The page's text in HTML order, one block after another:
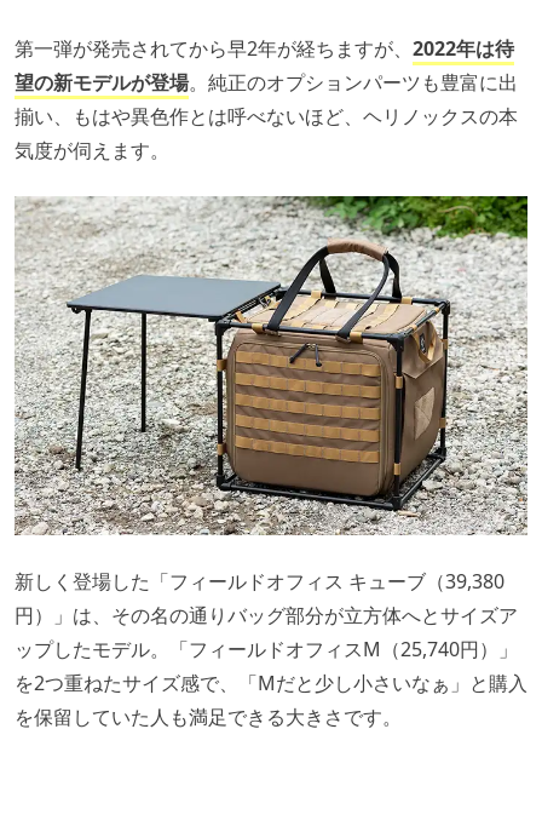
第一弾が発売されてから早2年が経ちますが、 2022年は待
望の新モデルが登場。純正のオプションパーツも豊富に出
揃い、もはや異色作とは呼べないほど、ヘリノックスの本
気度が伺えます。
新しく登場した「フィールドオフィス キューブ（39,380
円）」は、その名の通りバッグ部分が立方体へとサイズア
ップしたモデル。「フィールドオフィスM（25,740円）」
を2つ重ねたサイズ感で、「Mだと少し小さいなぁ」と購入
を保留していた人も満足できる大きさです。